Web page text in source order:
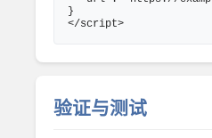
}
</script>
验证与测试